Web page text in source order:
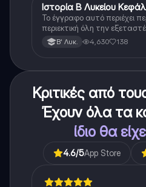
Ιστορία
Ιστορία Β Λυκείου
Το έγγραφο αυτό περιέχει
περιεκτική όλη την
λυκείου για τα πρώτα 3 Κεφάλαια,
μισή ύλη. Το έγγραφο έχει
Β' Λυκ. 4,630 138
Κριτικές από
Έχουν όλα τα
ίδιο θα
4.6/5App Store